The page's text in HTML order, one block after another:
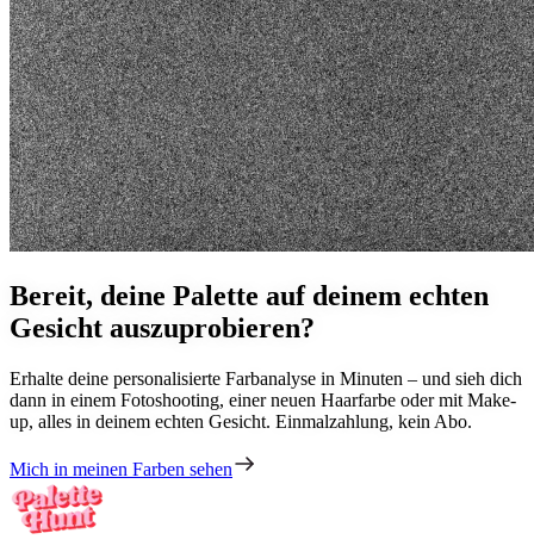
Bereit, deine Palette auf deinem echten
Gesicht auszuprobieren?
Erhalte deine personalisierte Farbanalyse in Minuten – und sieh dich
dann in einem Fotoshooting, einer neuen Haarfarbe oder mit Make-
up, alles in deinem echten Gesicht. Einmalzahlung, kein Abo.
Mich in meinen Farben sehen